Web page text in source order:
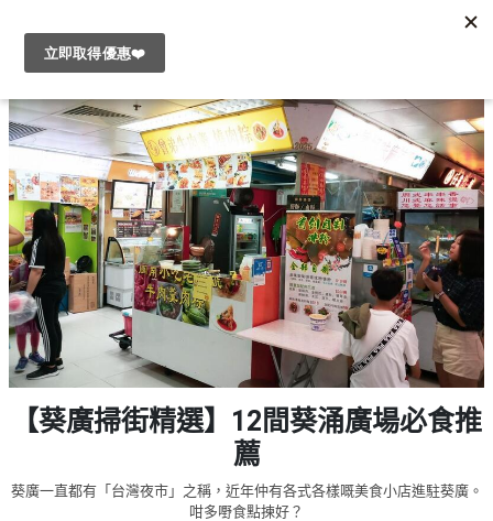
中
EN
登
入
註
冊
品
#
生
日
拍
拖
好
去
處
#
室
內
好
去
處
#
【葵廣掃街精選】12間葵涌廣場必食推
薦
葵廣一直都有「台灣夜市」之稱，近年仲有各式各樣嘅美食小店進駐葵廣。
咁多嘢食點揀好？